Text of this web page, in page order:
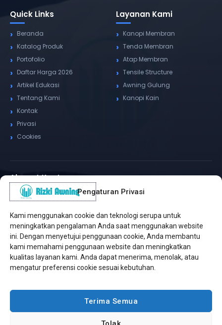
Pengaturan Privasi
Kami menggunakan cookie dan teknologi serupa untuk
meningkatkan pengalaman Anda saat menggunakan website
ini. Dengan menyetujui penggunaan cookie, Anda membantu
kami memahami penggunaan website dan meningkatkan
kualitas layanan kami. Anda dapat menerima, menolak, atau
mengatur preferensi cookie sesuai kebutuhan.
Terima Semua
Quick Links
Beranda
Katalog Produk
Portofolio
Daftar Harga 2026
Artikel Edukasi
Tentang Kami
Kontak
Privasi
Cookies
Layanan Kami
Kanopi Membran
Tenda Membran
Atap Membran
Tensile Structure
Awning Gulung
Kanopi Kain
Alamat Kantor
✆ WhatsApp / Telepon
Pusat Sukabumi
Sukamanis, Kadudampit, Sukabumi
Cabang Jakarta
Kembangan, Jakarta Barat
Sektor A3, Tangerang Selatan